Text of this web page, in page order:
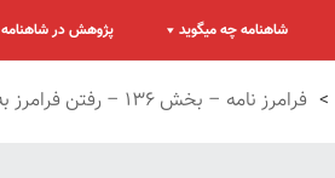
شاهنامه چه میگوید پژوهش در شاهنامه
> فرامرز نامه – بخش ۱۳۶ – رفتن فرامرز به قیروان و پذیره شدن شاه قیروان